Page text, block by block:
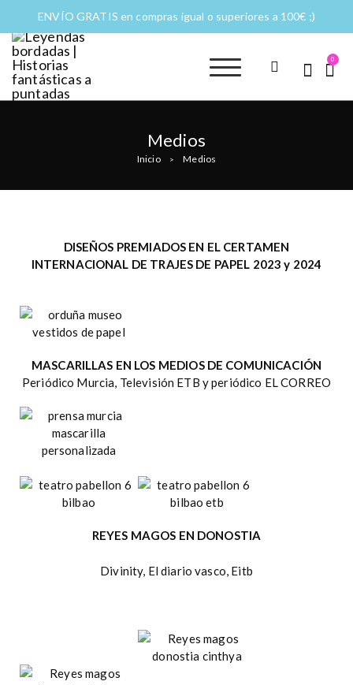
ENVÍO GRATIS en compras igual o superiores a 100€ ;)
0
Medios
Inicio > Medios
DISEÑOS PREMIADOS EN EL CERTAMEN
INTERNACIONAL DE TRAJES DE PAPEL 2023 y 2024
MASCARILLAS EN LOS MEDIOS DE COMUNICACIÓN
Periódico Murcia, Televisión ETB y periódico EL CORREO
REYES MAGOS EN DONOSTIA
Divinity, El diario vasco, Eitb